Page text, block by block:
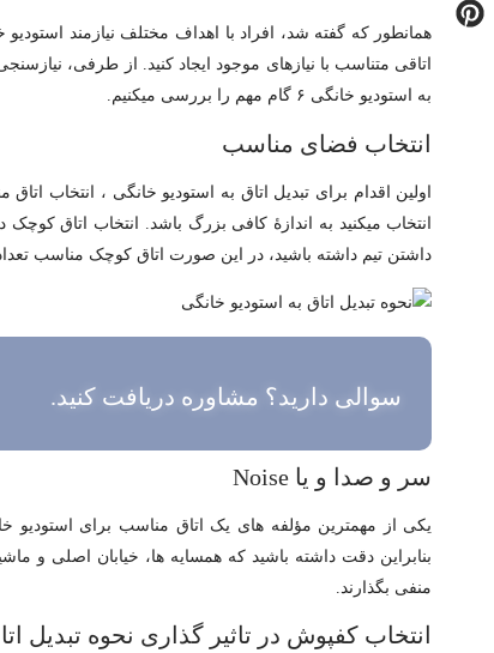
همان­طور که گفته شد، افراد با اهداف مختلف نیازمند
اتاقی متناسب با نیازهای موجود ایجاد کنید. از طرفی،
به استودیو خانگی ۶ گام مهم را بررسی می­کنیم.
انتخاب فضای مناسب
اولین اقدام برای تبدیل اتاق به استودیو خانگی ، انتخاب
انتخاب می­کنید به اندازۀ کافی بزرگ باشد. انتخاب اتاق
داشتن تیم داشته باشید، در این صورت اتاق کوچک مناسب تعداد
سوالی دارید؟ مشاوره دریافت کنید.
سر و صدا و یا Noise
یکی از مهم­ترین مؤلفه ­های یک اتاق مناسب برای استودیو
بنابراین دقت داشته باشید که همسایه­ ها، خیابان اصلی و
منفی بگذارند.
انتخاب کفپوش در تاثیر گذاری نحوه تبدیل